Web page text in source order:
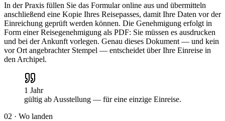
In der Praxis füllen Sie das Formular online aus und übermitteln
anschließend eine Kopie Ihres Reisepasses, damit Ihre Daten vor der
Einreichung geprüft werden können. Die Genehmigung erfolgt in
Form einer Reisegenehmigung als PDF: Sie müssen es ausdrucken
und bei der Ankunft vorlegen. Genau dieses Dokument — und kein
vor Ort angebrachter Stempel — entscheidet über Ihre Einreise in
den Archipel.
1 Jahr
gültig ab Ausstellung — für eine einzige Einreise.
02 · Wo landen